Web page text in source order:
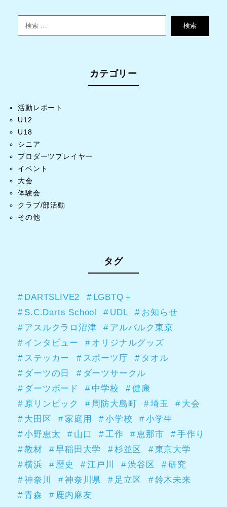
検索
カテゴリー
活動レポート
U12
U18
シニア
プロダーツプレイヤー
イベント
大会
体験会
クラブ/部活動
その他
タグ
DARTSLIVE2
LGBTQ＋
S.C.Darts School
UDL
お知らせ
アスルクラロ沼津
アルバルク東京
インタビュー
オリジナルグッズ
ステッカー
スポーツ庁
タオル
ダーツの日
ダーツサークル
ダーツボード
中学校
健康
原リンピック
周防大島町 埼玉
大会
大田区
家庭用 小学校
小学生
小野恵太
山口 工作 恵那市
手作り
教材
早稲田大学 杉並区
東京大学
横浜
歴史 江戸川 渋谷区
研究
神奈川
神奈川県 足立区
鈴木未来
青森
鹿内麻友